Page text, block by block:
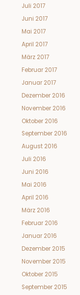
Juli 2017
Juni 2017
Mai 2017
April 2017
März 2017
Februar 2017
Januar 2017
Dezember 2016
November 2016
Oktober 2016
September 2016
August 2016
Juli 2016
Juni 2016
Mai 2016
April 2016
März 2016
Februar 2016
Januar 2016
Dezember 2015
November 2015
Oktober 2015
September 2015